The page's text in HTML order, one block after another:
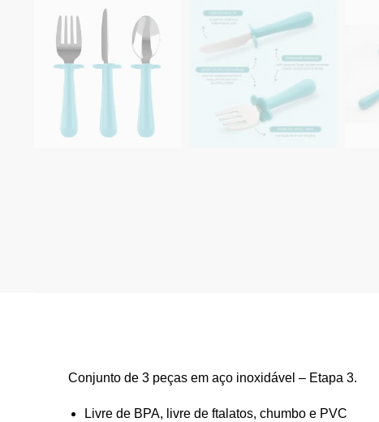
Conjunto de 3 peças em aço inoxidável – Etapa 3.
Livre de BPA, livre de ftalatos, chumbo e PVC